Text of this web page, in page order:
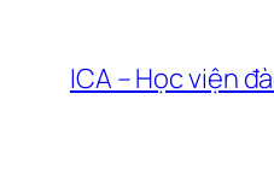
ICA – Học viện